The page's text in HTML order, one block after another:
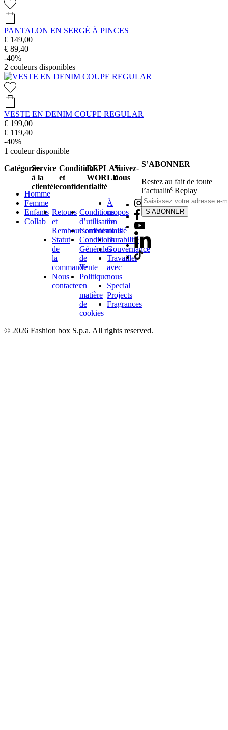
PANTALON EN SERGÉ À PINCES
€ 149,00
€ 89,40
-40%
2 couleurs disponibles
VESTE EN DENIM COUPE REGULAR
€ 199,00
€ 119,40
-40%
1 couleur disponible
Catégories
Homme
Femme
Enfants
Collab
Service
à la
clientèle
Retours
et
Remboursements
Statut
de
la
commande
Nous
contacter
Conditions
et
confidentialité
Conditions
d’utilisation
Confidentialité
Conditions
Générales
de
Vente
Politique
en
matière
de
cookies
REPLAY
WORLD
À
propos
de
nous
Durabilité
Gouvernance
Travailler
avec
nous
Special
Projects
Fragrances
Suivez-
nous
S’ABONNER
Restez au fait de toute
l’actualité Replay
S’ABONNER
© 2026 Fashion box S.p.a. All rights reserved.